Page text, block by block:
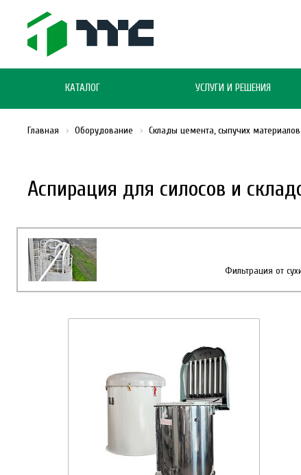
КАТАЛОГ УСЛУГИ И РЕШЕНИЯ
Аспирация для силосов и
Главная Оборудование Склады цемента, сыпучих
Фильтрация от